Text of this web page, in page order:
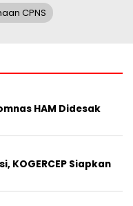
CPNS
HAM Didesak
KOGERCEP Siapkan